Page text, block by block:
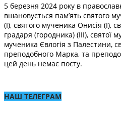
5 березня 2024 року в
вшановується пам’ять святого
(І), святого мученика Онисія (І),
градаря (городника) (ІІІ), святої
мученика Євлогія з Палестини,
преподобного Марка, та
цей день немає посту.
НАШ ТЕЛЕГРАМ